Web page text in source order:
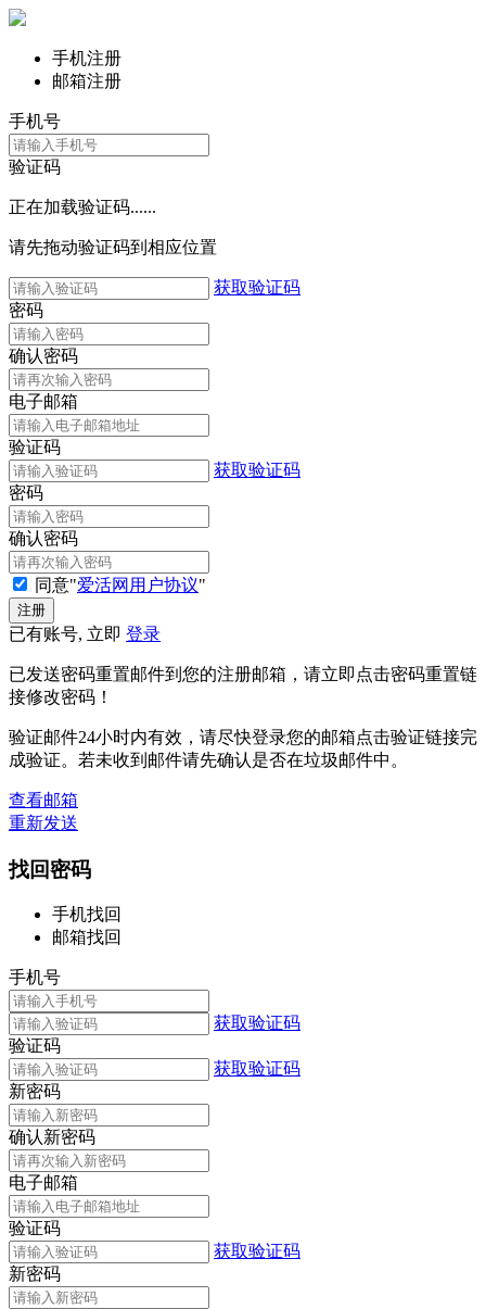
手机注册
邮箱注册
手机号
验证码
正在加载验证码......
请先拖动验证码到相应位置
获取验证码
密码
确认密码
电子邮箱
验证码
获取验证码
密码
确认密码
同意"爱活网用户协议"
已有账号, 立即 登录
已发送密码重置邮件到您的注册邮箱，请立即点击密码重置链
接修改密码！
验证邮件24小时内有效，请尽快登录您的邮箱点击验证链接完
成验证。若未收到邮件请先确认是否在垃圾邮件中。
查看邮箱
重新发送
找回密码
手机找回
邮箱找回
手机号
获取验证码
验证码
获取验证码
新密码
确认新密码
电子邮箱
验证码
获取验证码
新密码